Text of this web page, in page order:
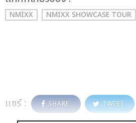
NMIXX NMIXX SHOWCASE TOUR
แชร์ : SHARE TWEET